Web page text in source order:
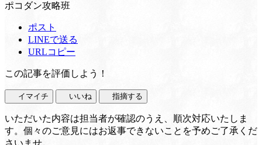
ポコダン攻略班
ポスト
LINEで送る
URLコピー
この記事を評価しよう！
イマイチ いいね 指摘する
いただいた内容は担当者が確認のうえ、順次対応いたしま
す。個々のご意見にはお返事できないことを予めご了承くだ